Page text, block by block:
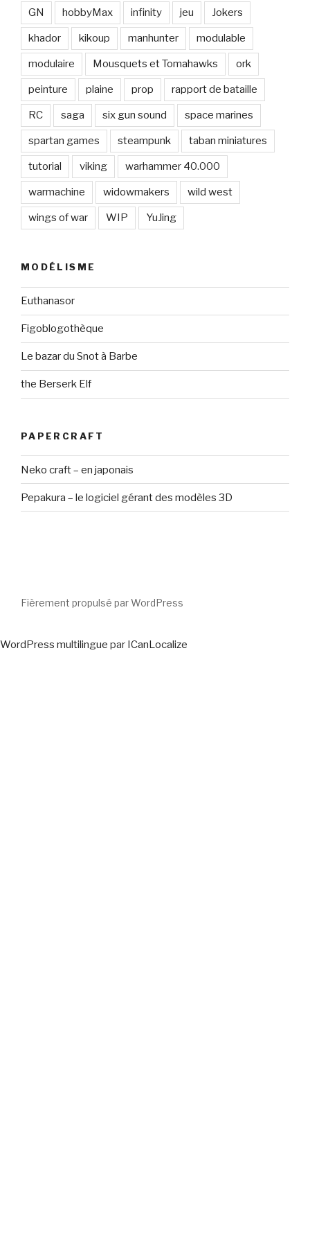
GN hobbyMax infinity jeu Jokers
khador kikoup manhunter modulable
modulaire Mousquets et Tomahawks ork
peinture plaine prop rapport de bataille
RC saga six gun sound space marines
spartan games steampunk taban miniatures
tutorial viking warhammer 40.000
warmachine widowmakers wild west
wings of war WIP YuJing
MODÉLISME
Euthanasor
Figoblogothèque
Le bazar du Snot à Barbe
the Berserk Elf
PAPERCRAFT
Neko craft – en japonais
Pepakura – le logiciel gérant des modèles 3D
Fièrement propulsé par WordPress
WordPress multilingue par ICanLocalize